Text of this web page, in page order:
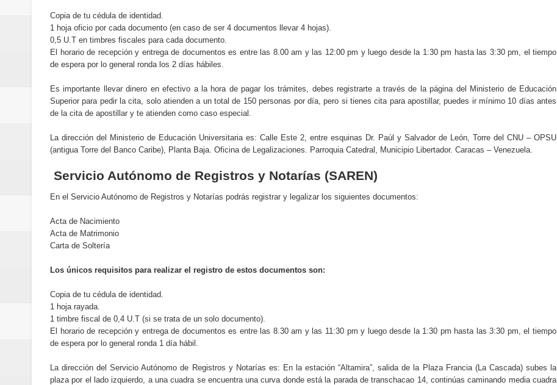
Copia de tu cédula de identidad.
1 hoja oficio por cada documento (en caso de ser 4 documentos llevar 4 hojas).
0,5 U.T en timbres fiscales para cada documento.
El horario de recepción y entrega de documentos es entre las 8.00 am y las 12:00 pm y luego desde la 1:30 pm hasta las 3:30 pm, el tiempo
de espera por lo general ronda los 2 días hábiles.
Es importante llevar dinero en efectivo a la hora de pagar los trámites, debes registrarte a través de la página del Ministerio de Educación
Superior para pedir la cita, solo atienden a un total de 150 personas por día, pero si tienes cita para apostillar, puedes ir mínimo 10 días antes
de la cita de apostillar y te atienden como caso especial.
La dirección del Ministerio de Educación Universitaria es: Calle Este 2, entre esquinas Dr. Paúl y Salvador de León, Torre del CNU – OPSU
(antigua Torre del Banco Caribe), Planta Baja. Oficina de Legalizaciones. Parroquia Catedral, Municipio Libertador. Caracas – Venezuela.
Servicio Autónomo de Registros y Notarías (SAREN)
En el Servicio Autónomo de Registros y Notarías podrás registrar y legalizar los siguientes documentos:
Acta de Nacimiento
Acta de Matrimonio
Carta de Soltería
Los únicos requisitos para realizar el registro de estos documentos son:
Copia de tu cédula de identidad.
1 hoja rayada.
1 timbre fiscal de 0,4 U.T (si se trata de un solo documento).
El horario de recepción y entrega de documentos es entre las 8.30 am y las 11:30 pm y luego desde la 1:30 pm hasta las 3:30 pm, el tiempo
de espera por lo general ronda 1 día hábil.
La dirección del Servicio Autónomo de Registros y Notarías es: En la estación “Altamira”, salida de la Plaza Francia (La Cascada) subes la
plaza por el lado izquierdo, a una cuadra se encuentra una curva donde está la parada de transchacao 14, continúas caminando media cuadra